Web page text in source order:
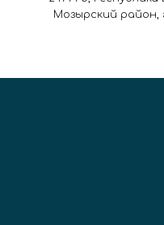
Мозырский район,